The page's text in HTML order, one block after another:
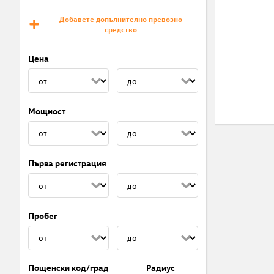
Добавете допълнително превозно
средство
Цена
Мощност
Първа регистрация
Пробег
Пощенски код/град Радиус